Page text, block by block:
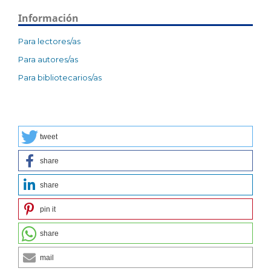
Información
Para lectores/as
Para autores/as
Para bibliotecarios/as
tweet
share
share
pin it
share
mail